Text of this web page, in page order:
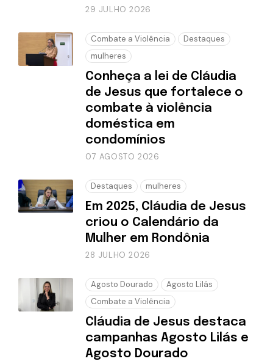
29 JULHO 2026
Combate a Violência
Destaques
mulheres
Conheça a lei de Cláudia
de Jesus que fortalece o
combate à violência
doméstica em
condomínios
07 AGOSTO 2026
Destaques mulheres
Em 2025, Cláudia de Jesus
criou o Calendário da
Mulher em Rondônia
28 JULHO 2026
Agosto Dourado
Agosto Lilás
Combate a Violência
Cláudia de Jesus destaca
campanhas Agosto Lilás e
Agosto Dourado